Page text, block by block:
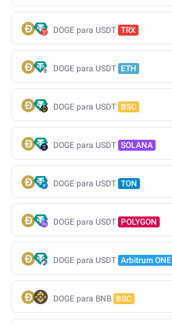
DOGE para USDT TRX
DOGE para USDT ETH
DOGE para USDT BSC
DOGE para USDT SOLANA
DOGE para USDT TON
DOGE para USDT POLYGON
DOGE para USDT Arbitrum ONE
DOGE para BNB BSC